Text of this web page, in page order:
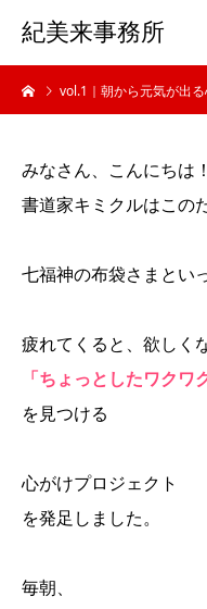
紀美来事務所
vol.1｜朝から元気が出
みなさん、こんにちは！
書道家キミクルはこのた
七福神の布袋さまとい
疲れてくると、欲しく
「ちょっとしたワクワ
を見つける
心がけプロジェクト
を発足しました。
毎朝、